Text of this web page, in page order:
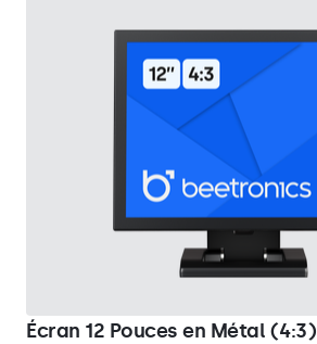
Écran 12 Pouces en Métal (4:3)